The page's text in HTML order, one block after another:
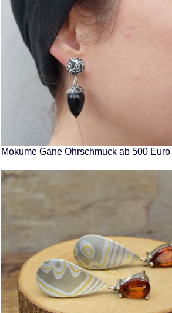
Mokume Gane Ohrschmuck ab 500 Euro